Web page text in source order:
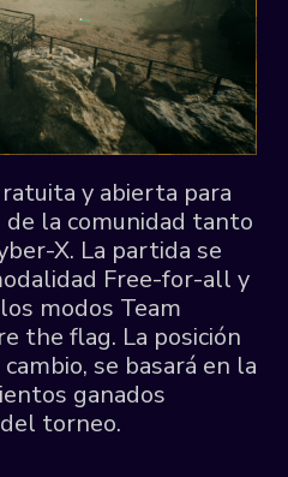
y abierta para
la comunidad tanto
X. La partida se
Free-for-all y
modos Team
the flag. La posición
se basará en la
ganados
torneo.